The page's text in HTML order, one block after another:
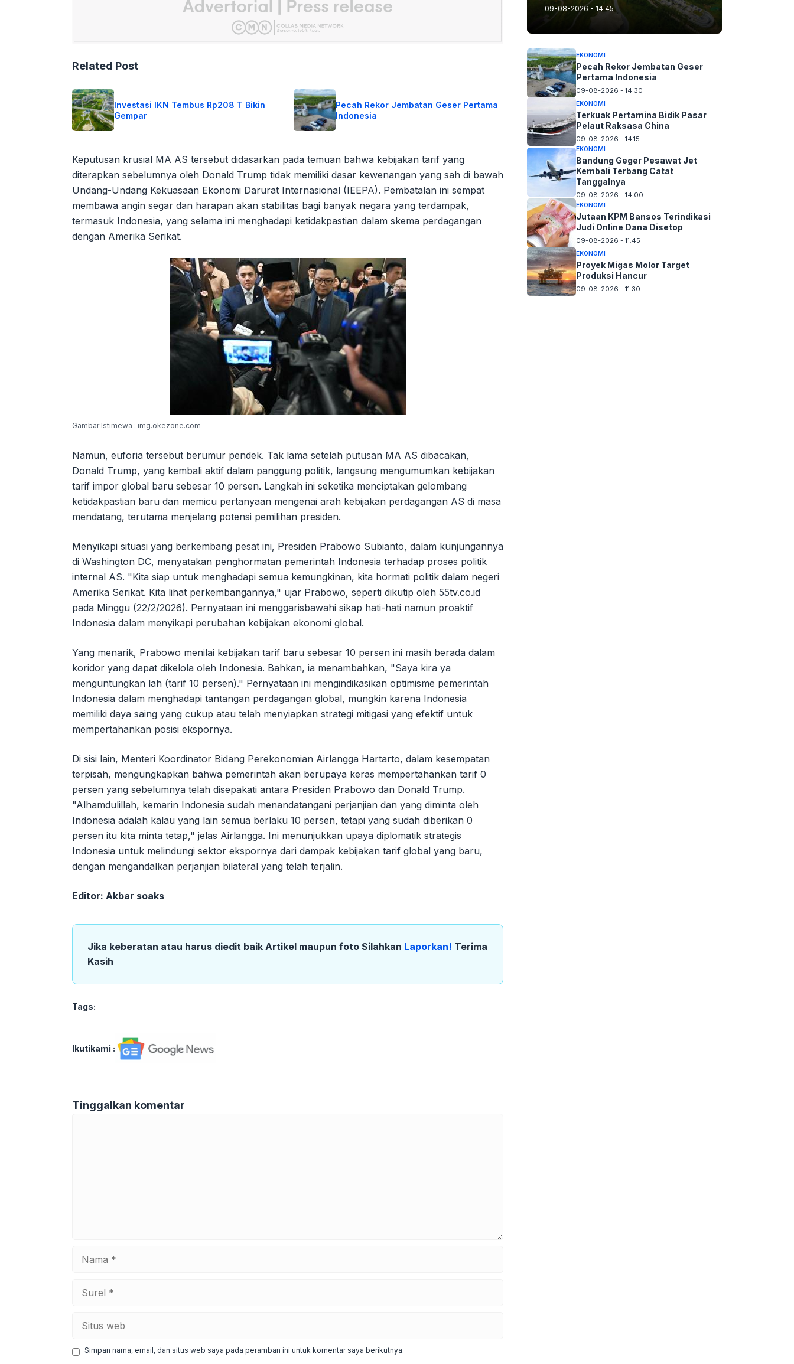
Related Post
Investasi IKN Tembus Rp208 T Bikin
Gempar
Pecah Rekor Jembatan Geser Pertama
Indonesia
Keputusan krusial MA AS tersebut didasarkan pada temuan bahwa kebijakan tarif yang
diterapkan sebelumnya oleh Donald Trump tidak memiliki dasar kewenangan yang sah di bawah
Undang-Undang Kekuasaan Ekonomi Darurat Internasional (IEEPA). Pembatalan ini sempat
membawa angin segar dan harapan akan stabilitas bagi banyak negara yang terdampak,
termasuk Indonesia, yang selama ini menghadapi ketidakpastian dalam skema perdagangan
dengan Amerika Serikat.
Gambar Istimewa : img.okezone.com
Namun, euforia tersebut berumur pendek. Tak lama setelah putusan MA AS dibacakan,
Donald Trump, yang kembali aktif dalam panggung politik, langsung mengumumkan kebijakan
tarif impor global baru sebesar 10 persen. Langkah ini seketika menciptakan gelombang
ketidakpastian baru dan memicu pertanyaan mengenai arah kebijakan perdagangan AS di masa
mendatang, terutama menjelang potensi pemilihan presiden.
Menyikapi situasi yang berkembang pesat ini, Presiden Prabowo Subianto, dalam kunjungannya
di Washington DC, menyatakan penghormatan pemerintah Indonesia terhadap proses politik
internal AS. "Kita siap untuk menghadapi semua kemungkinan, kita hormati politik dalam negeri
Amerika Serikat. Kita lihat perkembangannya," ujar Prabowo, seperti dikutip oleh 55tv.co.id
pada Minggu (22/2/2026). Pernyataan ini menggarisbawahi sikap hati-hati namun proaktif
Indonesia dalam menyikapi perubahan kebijakan ekonomi global.
Yang menarik, Prabowo menilai kebijakan tarif baru sebesar 10 persen ini masih berada dalam
koridor yang dapat dikelola oleh Indonesia. Bahkan, ia menambahkan, "Saya kira ya
menguntungkan lah (tarif 10 persen)." Pernyataan ini mengindikasikan optimisme pemerintah
Indonesia dalam menghadapi tantangan perdagangan global, mungkin karena Indonesia
memiliki daya saing yang cukup atau telah menyiapkan strategi mitigasi yang efektif untuk
mempertahankan posisi ekspornya.
Di sisi lain, Menteri Koordinator Bidang Perekonomian Airlangga Hartarto, dalam kesempatan
terpisah, mengungkapkan bahwa pemerintah akan berupaya keras mempertahankan tarif 0
persen yang sebelumnya telah disepakati antara Presiden Prabowo dan Donald Trump.
"Alhamdulillah, kemarin Indonesia sudah menandatangani perjanjian dan yang diminta oleh
Indonesia adalah kalau yang lain semua berlaku 10 persen, tetapi yang sudah diberikan 0
persen itu kita minta tetap," jelas Airlangga. Ini menunjukkan upaya diplomatik strategis
Indonesia untuk melindungi sektor ekspornya dari dampak kebijakan tarif global yang baru,
dengan mengandalkan perjanjian bilateral yang telah terjalin.
Editor: Akbar soaks
Jika keberatan atau harus diedit baik Artikel maupun foto Silahkan Laporkan! Terima
Kasih
Tags:
Ikutikami :
Tinggalkan komentar
web
Simpan nama, email, dan situs web saya pada peramban ini untuk komentar saya berikutnya.
09-08-2026 - 14.45
EKONOMI
Pecah Rekor Jembatan Geser
Pertama Indonesia
09-08-2026 - 14.30
EKONOMI
Terkuak Pertamina Bidik Pasar
Pelaut Raksasa China
09-08-2026 - 14.15
EKONOMI
Bandung Geger Pesawat Jet
Kembali Terbang Catat
Tanggalnya
09-08-2026 - 14.00
EKONOMI
Jutaan KPM Bansos Terindikasi
Judi Online Dana Disetop
09-08-2026 - 11.45
EKONOMI
Proyek Migas Molor Target
Produksi Hancur
09-08-2026 - 11.30